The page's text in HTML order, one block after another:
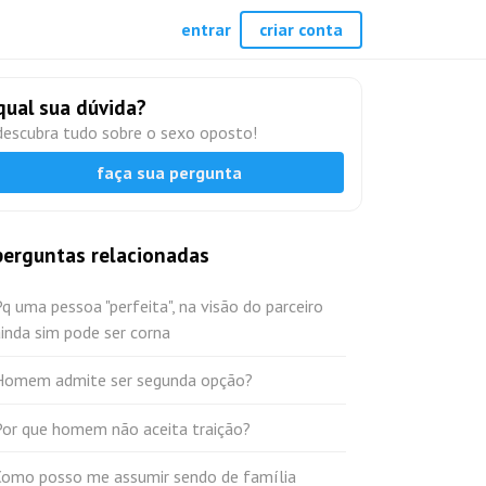
sua dúvida?
tudo sobre o sexo oposto!
faça sua pergunta
relacionadas
uma pessoa "perfeita", na visão do parceiro
sim pode ser corna
admite ser segunda opção?
que homem não aceita traição?
posso me assumir sendo de família
entrar criar conta